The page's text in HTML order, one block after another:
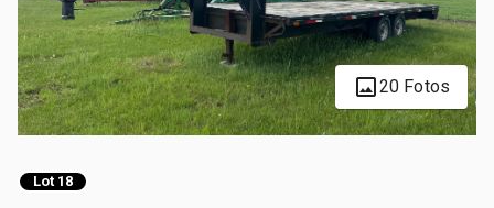
20 Fotos
Lot 18